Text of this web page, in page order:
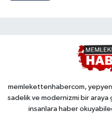
memlekettenhabercom,
sadelik ve modernizmi bir araya
insanlara haber